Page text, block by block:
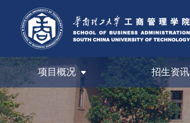
项目概况 招生资讯